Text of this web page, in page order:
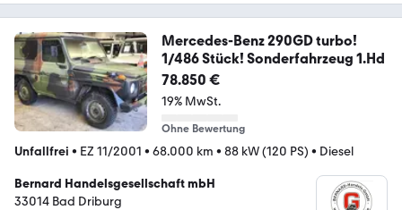
Mercedes-Benz 290GD turbo!
1/486 Stück! Sonderfahrzeug 1.Hd
78.850 €
19% MwSt.
Ohne Bewertung
Unfallfrei • EZ 11/2001 • 68.000 km • 88 kW (120 PS) • Diesel
Bernard Handelsgesellschaft mbH
33014 Bad Driburg